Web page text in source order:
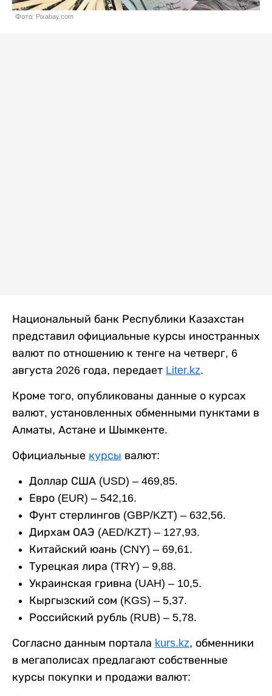
Фото: Pixabay.com
Национальный банк Республики Казахстан
представил официальные курсы иностранных
валют по отношению к тенге на четверг, 6
августа 2026 года, передает Liter.kz.
Кроме того, опубликованы данные о курсах
валют, установленных обменными пунктами в
Алматы, Астане и Шымкенте.
Официальные курсы валют:
Доллар США (USD) – 469,85.
Евро (EUR) – 542,16.
Фунт стерлингов (GBP/KZT) – 632,56.
Дирхам ОАЭ (AED/KZT) – 127,93.
Китайский юань (CNY) – 69,61.
Турецкая лира (TRY) – 9,88.
Украинская гривна (UAH) – 10,5.
Кыргызский сом (KGS) – 5,37.
Российский рубль (RUB) – 5,78.
Согласно данным портала kurs.kz, обменники
в мегаполисах предлагают собственные
курсы покупки и продажи валют: